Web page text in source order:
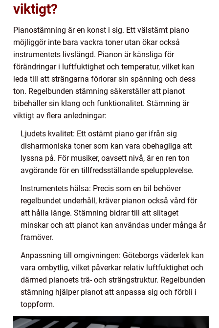
viktigt?
Pianostämning är en konst i sig. Ett välstämt piano
möjliggör inte bara vackra toner utan ökar också
instrumentets livslängd. Pianon är känsliga för
förändringar i luftfuktighet och temperatur, vilket kan
leda till att strängarna förlorar sin spänning och dess
ton. Regelbunden stämning säkerställer att pianot
bibehåller sin klang och funktionalitet. Stämning är
viktigt av flera anledningar:
Ljudets kvalitet: Ett ostämt piano ger ifrån sig
disharmoniska toner som kan vara obehagliga att
lyssna på. För musiker, oavsett nivå, är en ren ton
avgörande för en tillfredsställande spelupplevelse.
Instrumentets hälsa: Precis som en bil behöver
regelbundet underhåll, kräver pianon också vård för
att hålla länge. Stämning bidrar till att slitaget
minskar och att pianot kan användas under många år
framöver.
Anpassning till omgivningen: Göteborgs väderlek kan
vara ombytlig, vilket påverkar relativ luftfuktighet och
därmed pianoets trä- och strängstruktur. Regelbunden
stämning hjälper pianot att anpassa sig och förbli i
toppform.